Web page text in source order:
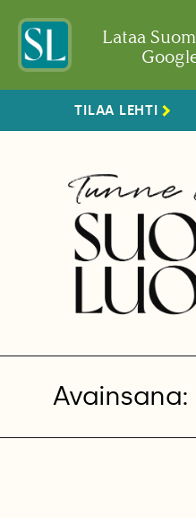
Lataa
TILAA LEHTI